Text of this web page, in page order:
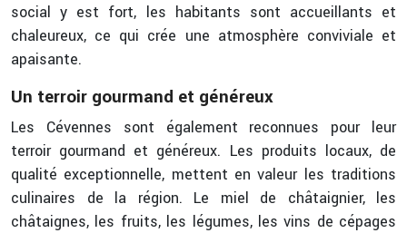
social y est fort, les habitants sont accueillants et
chaleureux, ce qui crée une atmosphère conviviale et
apaisante.
Un terroir gourmand et généreux
Les Cévennes sont également reconnues pour leur
terroir gourmand et généreux. Les produits locaux, de
qualité exceptionnelle, mettent en valeur les traditions
culinaires de la région. Le miel de châtaignier, les
châtaignes, les fruits, les légumes, les vins de cépages